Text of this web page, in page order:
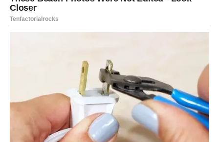
nisu bili uzaludni.
Finansijska situacija postaje mnogo bolja, dok ljubavni
Počinje mnogo sretnije poglavlje
Pred vama su veoma važni i srećni trenuci.
VODOLIJA